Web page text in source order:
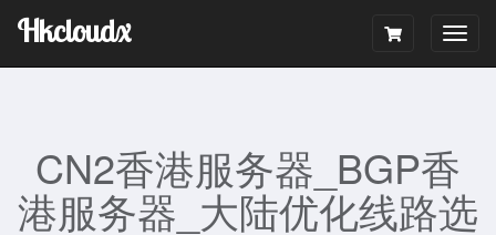
Hkcloudx
CN2香港服务器_BGP香
港服务器_大陆优化线路选